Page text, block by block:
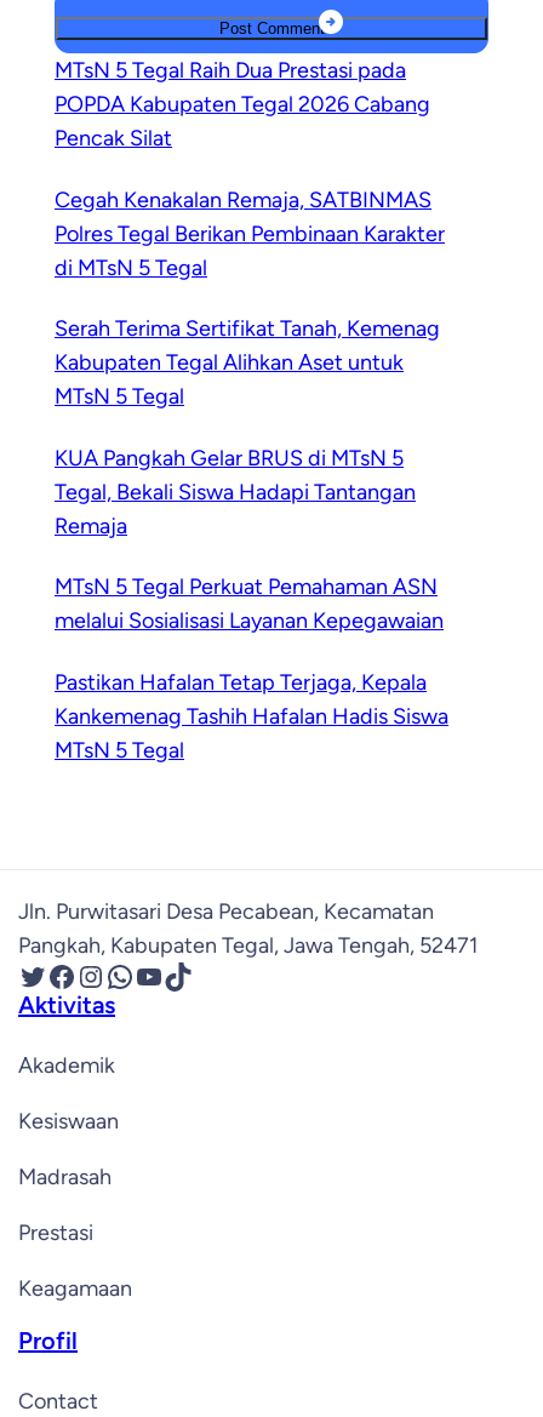
MTsN 5 Tegal Raih Dua Prestasi pada
POPDA Kabupaten Tegal 2026 Cabang
Pencak Silat
Cegah Kenakalan Remaja, SATBINMAS
Polres Tegal Berikan Pembinaan Karakter
di MTsN 5 Tegal
Serah Terima Sertifikat Tanah, Kemenag
Kabupaten Tegal Alihkan Aset untuk
MTsN 5 Tegal
KUA Pangkah Gelar BRUS di MTsN 5
Tegal, Bekali Siswa Hadapi Tantangan
Remaja
MTsN 5 Tegal Perkuat Pemahaman ASN
melalui Sosialisasi Layanan Kepegawaian
Pastikan Hafalan Tetap Terjaga, Kepala
Kankemenag Tashih Hafalan Hadis Siswa
MTsN 5 Tegal
Jln. Purwitasari Desa Pecabean, Kecamatan
Pangkah, Kabupaten Tegal, Jawa Tengah, 52471
Twitter Facebook InstagramWhatsApp YouTube TikTok
Aktivitas
Akademik
Kesiswaan
Madrasah
Prestasi
Keagamaan
Profil
Contact